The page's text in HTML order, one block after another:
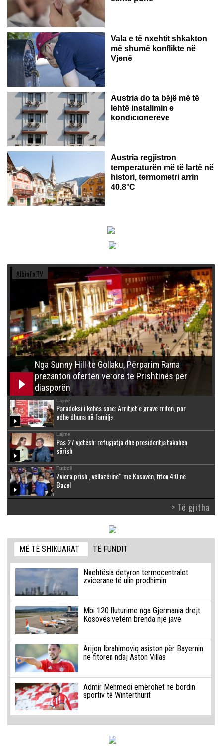
Vala e të nxehtit shkakton
më shumë konflikte në
Vjenë
Austria do ta bëjë më të
lehtë instalimin e
kondicionerëve
Austria regjistron
temperaturën më të lartë në
histori, termometri arrin
40.8°C
Albinfo.TV
Nga Sunny Hill te Gollaku, Përparim Rama
prezanton ofertën verore të Prishtinës për
diasporën
Lajme
Paradoksi i kohës sonë: Arritjet e grave rriten, por
edhe dhuna në familje
Lajme
Pas 27 vjetësh: refugjatja dhe presidentja takohen
sërish
Futboll
Zvicra prish „vëllazërinë“ me Kosovën, fiton 4:0 në
Bazel
> Të gjitha
MË TË SHIKUARAT TË FUNDIT
Nxehtësia detyron termocentralet
zvicerane të ulin prodhimin
Mbi 120 fluturime nga Gjermania drejt
Kosovës vetëm brenda një jave
Arijon Ibrahimoviq asiston për Bayernin
në fitoren ndaj Aston Villas
Admir Mehmedi emërohet në bordin
sportiv të Winterthurit